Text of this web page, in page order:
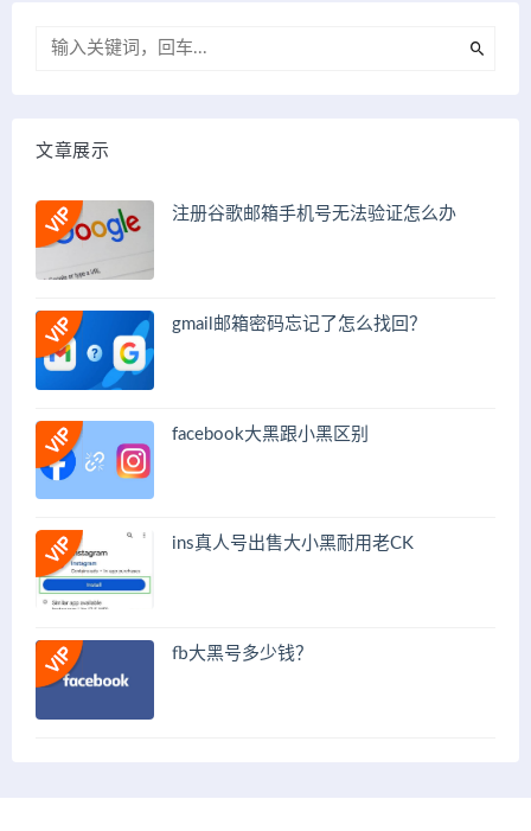
文章展示
注册谷歌邮箱手机号无法验证怎么办
gmail邮箱密码忘记了怎么找回？
facebook大黑跟小黑区别
ins真人号出售大小黑耐用老CK
fb大黑号多少钱？